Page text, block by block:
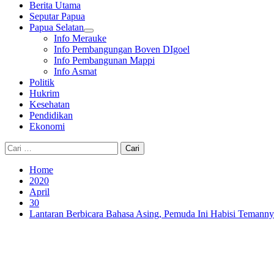
Berita Utama
Seputar Papua
Papua Selatan
Info Merauke
Info Pembangungan Boven DIgoel
Info Pembangunan Mappi
Info Asmat
Politik
Hukrim
Kesehatan
Pendidikan
Ekonomi
Cari
untuk:
Home
2020
April
30
Lantaran Berbicara Bahasa Asing, Pemuda Ini Habisi